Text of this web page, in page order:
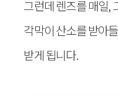
그런데 렌즈를 매일,
각막이 산소를 받아
받게 됩니다.